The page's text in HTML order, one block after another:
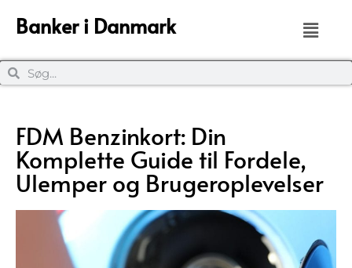
Banker i Danmark
FDM Benzinkort: Din
Komplette Guide til Fordele,
Ulemper og Brugeroplevelser